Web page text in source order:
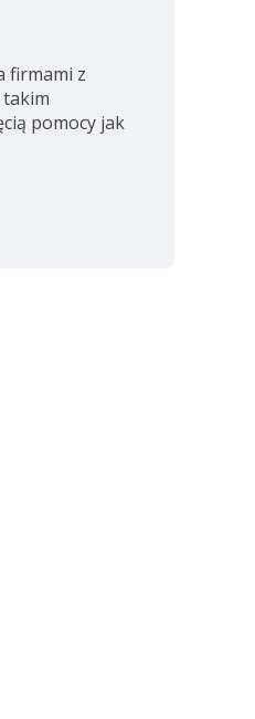
firmami z
takim
pomocy jak